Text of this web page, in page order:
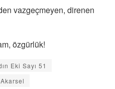
vazgeçmeyen, direnen
özgürlük!
Eki Sayı 51